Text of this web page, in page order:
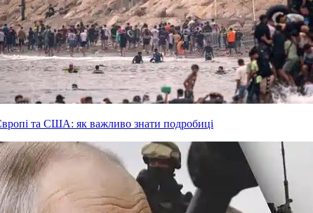
та США: як важливо знати подробиці